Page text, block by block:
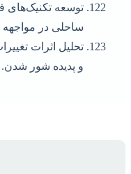
توسعه تکنیک‌های
ساحلی در مواجهه
تحلیل اثرات
و پدیده شور شدن.